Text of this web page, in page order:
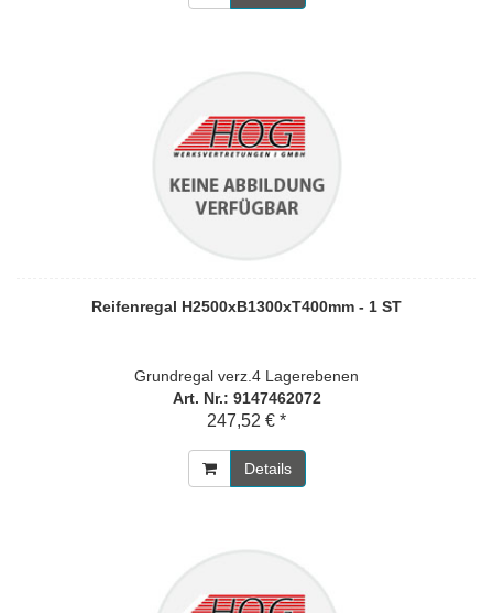
Reifenregal H2500xB1300xT400mm - 1 ST
Grundregal verz.4 Lagerebenen
Art. Nr.: 9147462072
247,52 € *
Details